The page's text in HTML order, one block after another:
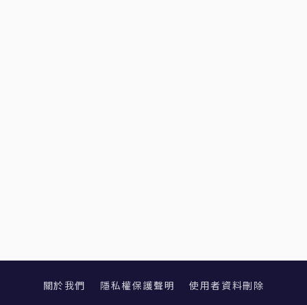
關於我們 隱私權保護聲明 使用者資料刪除